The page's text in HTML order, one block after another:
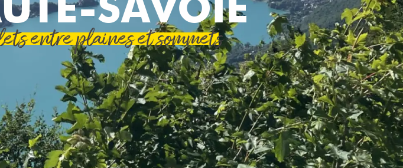
entre plaines et sommets